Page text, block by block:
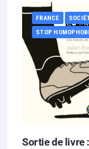
Boutique
Partenaires
Contacts
Hébergement solidaire
FRANCE
STOP
Sortie de livre